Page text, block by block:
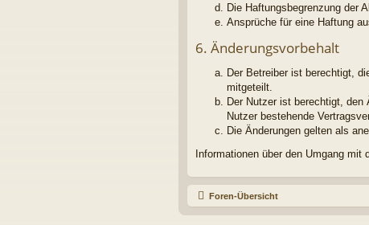
Die Haftungsbegrenzung der
Ansprüche für eine Haftung
6. Änderungsvorbehalt
Der Betreiber ist berechtigt,
mitgeteilt.
Der Nutzer ist berechtigt,
Nutzer bestehende
Die Änderungen gelten als
Informationen über den Umgang
Foren-Übersicht